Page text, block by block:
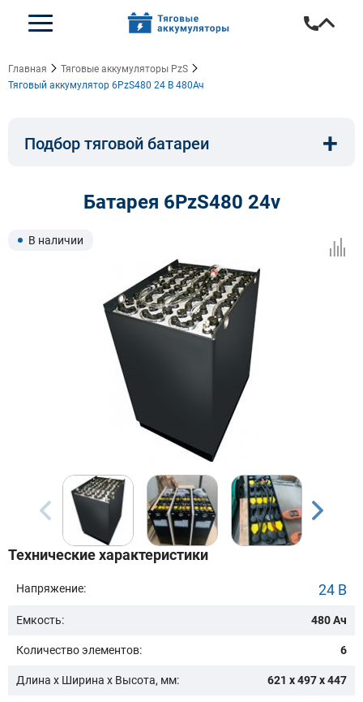
Главная
Тяговые аккумуляторы PzS
Тяговый аккумулятор 6PzS480 24 В 480Ач
Подбор тяговой батареи
Тип:
Высота, мм:
Модель:
Сначала выберите бренд
Очистить подбор
+
Батарея 6PzS480 24v
В наличии
Технические характеристики
Напряжение: 24 В
Емкость: 480 Ач
Количество элементов: 6
Длина х Ширина х Высота, мм: 621 x 497 x 447